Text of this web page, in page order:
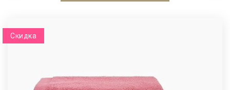
Скидка